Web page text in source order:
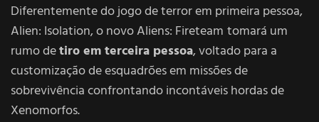
Diferentemente do jogo de terror em primeira pessoa,
Alien: Isolation, o novo Aliens: Fireteam tomará um
rumo detiro em terceira pessoa, voltado para a
customização de esquadrões em missões de
sobrevivência confrontando incontáveis hordas de
Xenomorfos.